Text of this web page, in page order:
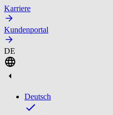
Karriere
Kundenportal
DE
Deutsch